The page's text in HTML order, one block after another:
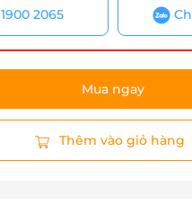
1900 2065
Mua ngay
Thêm vào giỏ hàng